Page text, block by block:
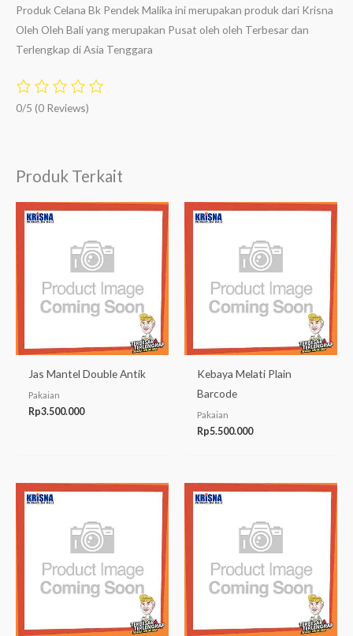
Produk Celana Bk Pendek Malika ini merupakan produk dari Krisna
Oleh Oleh Bali yang merupakan Pusat oleh oleh Terbesar dan
Terlengkap di Asia Tenggara
0/5 (0 Reviews)
Produk Terkait
Jas Mantel Double Antik
Pakaian
Rp3.500.000
Kebaya Melati Plain
Barcode
Pakaian
Rp5.500.000